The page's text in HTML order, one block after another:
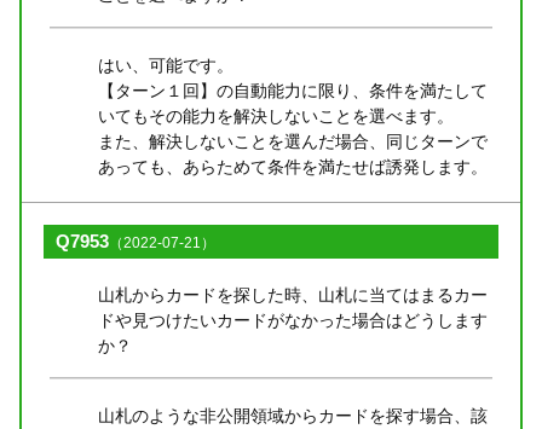
はい、可能です。
【ターン１回】の自動能力に限り、条件を満たして
いてもその能力を解決しないことを選べます。
また、解決しないことを選んだ場合、同じターンで
あっても、あらためて条件を満たせば誘発します。
Q7953 （2022-07-21）
山札からカードを探した時、山札に当てはまるカー
ドや見つけたいカードがなかった場合はどうします
か？
山札のような非公開領域からカードを探す場合、該